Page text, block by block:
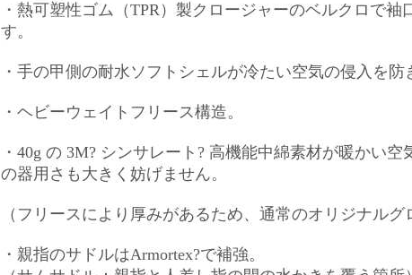
・熱可塑性ゴム（TPR）製クロージャーのベルクロで
す。
・手の甲側の耐水ソフトシェルが冷たい空気の侵入を防
・ヘビーウェイトフリース構造。
・40g の 3M? シンサレート? 高機能中綿素材が暖かい
の器用さも大きく妨げません。
（フリースにより厚みがあるため、通常のオリジナルグ
・親指のサドルはArmortex?で補強。